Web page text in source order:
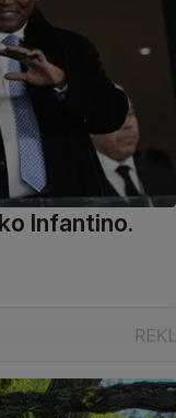
Infantino.